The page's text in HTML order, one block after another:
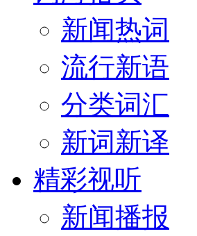
新闻热词
流行新语
分类词汇
新词新译
精彩视听
新闻播报